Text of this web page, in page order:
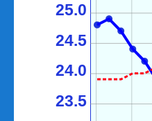
23.5
24.0
24.5
25.0